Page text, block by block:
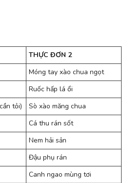
THỰC ĐƠN 2
Móng tay xào chua ngọt
Ruốc hấp lá ổi
tỏi)
Sò xào măng chua
Cá thu rán sốt
Nem hải sản
Đậu phụ rán
Canh ngao mùng tơi